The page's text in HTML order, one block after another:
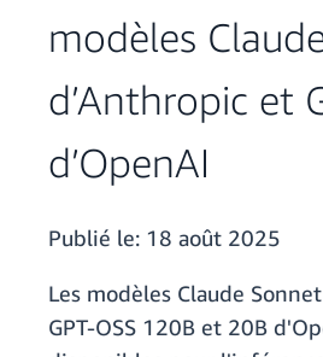
modèles
d’Anthropic et
d’OpenAI
Publié le: 18 août 2025
Les modèles Claude
GPT-OSS 120B et 20B